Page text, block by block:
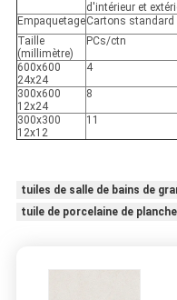
d'intérieur et
EmpaquetageCartons standard
Taille
(millimètre)
PCs/ctn
600x600
24x24
4
300x600
12x24
8
300x300
12x12
11
tuiles de salle de bains de
tuile de porcelaine de